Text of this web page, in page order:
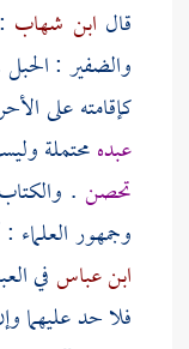
قال ابن شهاب
والضفير :
كإقامته على
عبدهمحتملة
تحصن .
وجمهور
ابن عباسفي
فلا حد عليهما